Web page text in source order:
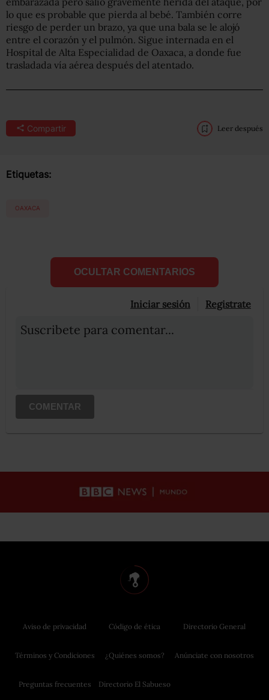
lo que es probable que pierda al bebé. También corre
riesgo de perder un brazo, ya que una bala se le alojó
entre el corazón y el pulmón. Sigue internada en el
Hospital de Alta Especialidad de Oaxaca, a donde fue
trasladada vía aérea después del atentado.
Compartir Leer después
Etiquetas:
OAXACA
OCULTAR COMENTARIOS
Iniciar sesión Registrate
Suscribete para comentar...
COMENTAR
Aviso de privacidad
Términos y Condiciones
Preguntas frecuentes
Código de ética
¿Quiénes somos?
Directorio El Sabueso
Directorio General
Anúnciate con nosotros